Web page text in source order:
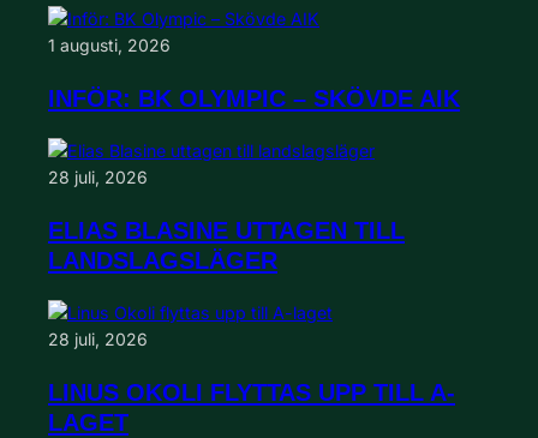
1 augusti, 2026
INFÖR: BK OLYMPIC – SKÖVDE AIK
28 juli, 2026
ELIAS BLASINE UTTAGEN TILL
LANDSLAGSLÄGER
28 juli, 2026
LINUS OKOLI FLYTTAS UPP TILL A-
LAGET